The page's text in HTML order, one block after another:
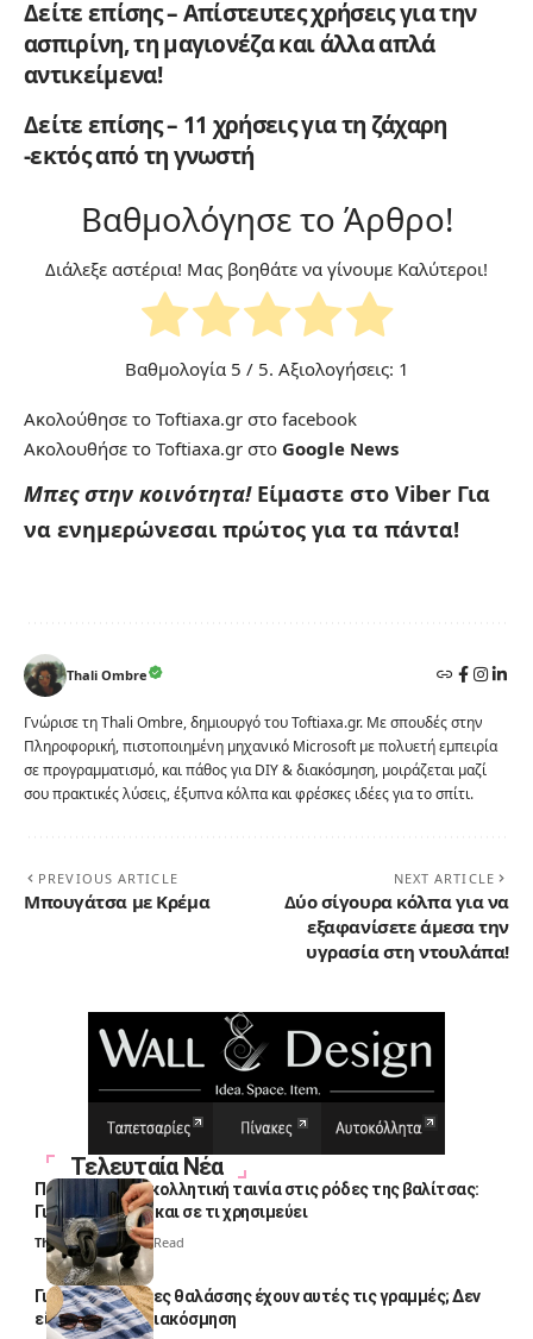
Δείτε επίσης – Απίστευτες χρήσεις για την
ασπιρίνη, τη μαγιονέζα και άλλα απλά
αντικείμενα!
Δείτε επίσης – 11 χρήσεις για τη ζάχαρη
-εκτός από τη γνωστή
Βαθμολόγησε το Άρθρο!
Διάλεξε αστέρια! Μας βοηθάτε να γίνουμε Καλύτεροι!
Βαθμολογία 5 / 5. Αξιολογήσεις: 1
Ακολούθησε το Toftiaxa.gr στο facebook
Ακολουθήσε το Toftiaxa.gr στο Google News
Μπες στην κοινότητα! Είμαστε στο Viber Για
να ενημερώνεσαι πρώτος για τα πάντα!
Thali Ombre
Γνώρισε τη Thali Ombre, δημιουργό του Toftiaxa.gr. Με σπουδές στην
Πληροφορική, πιστοποιημένη μηχανικό Microsoft με πολυετή εμπειρία
σε προγραμματισμό, και πάθος για DIY & διακόσμηση, μοιράζεται μαζί
σου πρακτικές λύσεις, έξυπνα κόλπα και φρέσκες ιδέες για το σπίτι.
PREVIOUS ARTICLE
Μπουγάτσα με Κρέμα
NEXT ARTICLE
Δύο σίγουρα κόλπα για να
εξαφανίσετε άμεσα την
υγρασία στη ντουλάπα!
Τελευταία Νέα
Πολλοί βάζουν κολλητική ταινία στις ρόδες της βαλίτσας:
Γιατί το κάνουν και σε τι χρησιμεύει
Thali Ombre4 Min Read
Γιατί οι πετσέτες θαλάσσης έχουν αυτές τις γραμμές; Δεν
είναι μόνο για διακόσμηση